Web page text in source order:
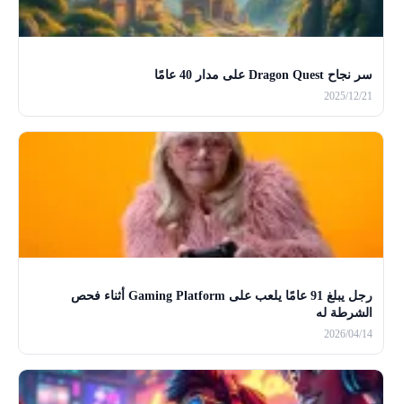
سر نجاح Dragon Quest على مدار 40 عامًا
2025/12/21
رجل يبلغ 91 عامًا يلعب على Gaming Platform أثناء فحص
الشرطة له
2026/04/14